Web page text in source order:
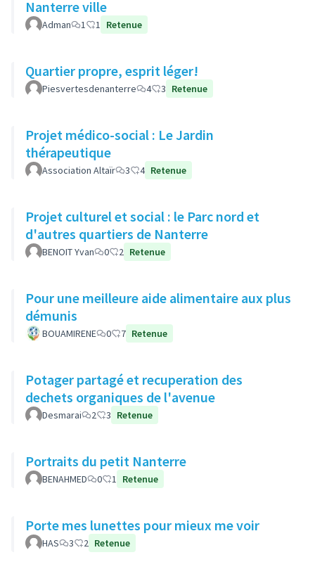
Nanterre ville
Adman 1 1 Retenue
Quartier propre, esprit léger!
Piesvertesdenanterre 4 3 Retenue
Projet médico-social : Le Jardin
thérapeutique
Association Altaïr 3 4 Retenue
Projet culturel et social : le Parc nord et
d'autres quartiers de Nanterre
BENOIT Yvan 0 2 Retenue
Pour une meilleure aide alimentaire aux plus
démunis
BOUAMIRENE 0 7 Retenue
Potager partagé et recuperation des
dechets organiques de l'avenue
Desmarai 2 3 Retenue
Portraits du petit Nanterre
BENAHMED 0 1 Retenue
Porte mes lunettes pour mieux me voir
HAS 3 2 Retenue